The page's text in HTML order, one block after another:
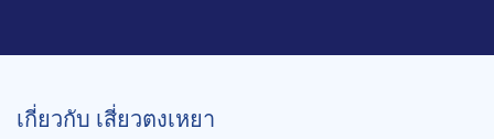
เกี่ยวกับ เสี่ยวตงเหยา